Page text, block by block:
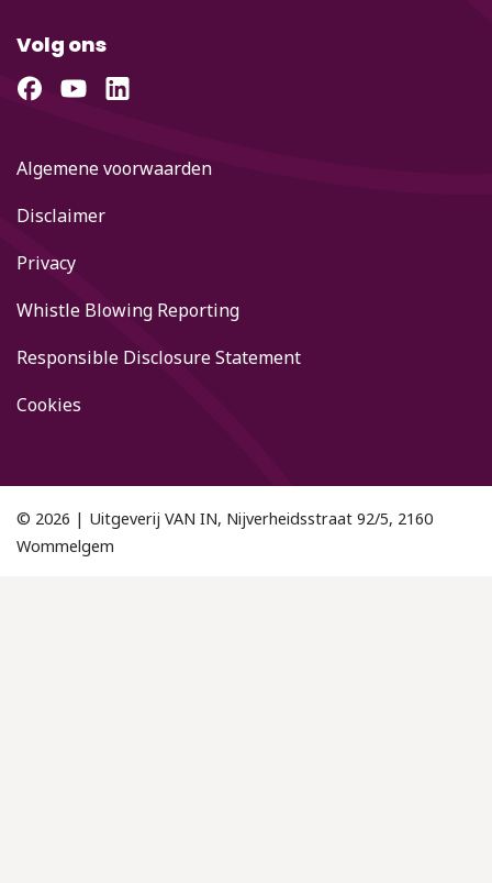
Volg ons
Algemene voorwaarden
Disclaimer
Privacy
Whistle Blowing Reporting
Responsible Disclosure Statement
Cookies
© 2026 | Uitgeverij VAN IN, Nijverheidsstraat 92/5, 2160
Wommelgem